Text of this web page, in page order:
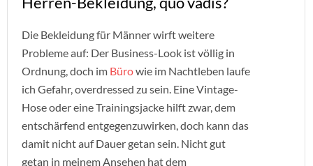
Die Bekleidung für Männer wirft weitere
Probleme auf: Der Business-Look ist völlig in
Ordnung, doch im Bürowie im Nachtleben laufe
ich Gefahr, overdressed zu sein. Eine Vintage-
Hose oder eine Trainingsjacke hilft zwar, dem
entschärfend entgegenzuwirken, doch kann das
damit nicht auf Dauer getan sein. Nicht gut
getan in meinem Ansehen hat dem